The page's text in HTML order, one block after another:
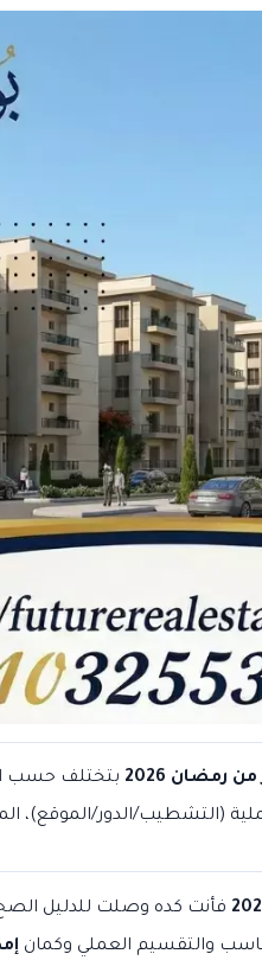
بتختلف حسب
(التشطيب/الدور/
فأنت كده وصلت للدليل
والتقسيم العملي وكمان